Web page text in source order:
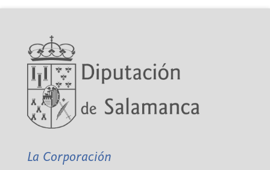
La Corporación